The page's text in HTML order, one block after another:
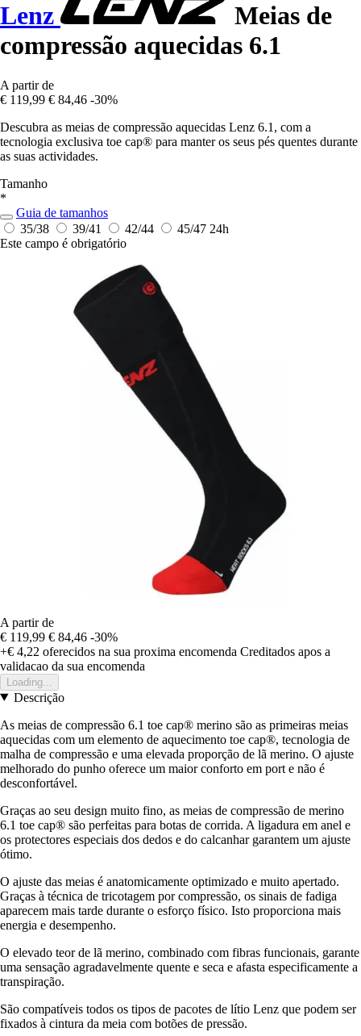
Lenz
Meias de
compressão aquecidas 6.1
A partir de
€ 119,99 € 84,46 -30%
Descubra as meias de compressão aquecidas Lenz 6.1, com a
tecnologia exclusiva toe cap® para manter os seus pés quentes durante
as suas actividades.
Tamanho
*
Guia de tamanhos
35/38
39/41 42/44 45/47 24h
Este campo é obrigatório
A partir de
€ 119,99 € 84,46 -30%
+€ 4,22 oferecidos na sua proxima encomenda Creditados apos a
validacao da sua encomenda
Loading...
Descrição
As meias de compressão 6.1 toe cap® merino são as primeiras meias
aquecidas com um elemento de aquecimento toe cap®, tecnologia de
malha de compressão e uma elevada proporção de lã merino. O ajuste
melhorado do punho oferece um maior conforto em port e não é
desconfortável.
Graças ao seu design muito fino, as meias de compressão de merino
6.1 toe cap® são perfeitas para botas de corrida. A ligadura em anel e
os protectores especiais dos dedos e do calcanhar garantem um ajuste
ótimo.
O ajuste das meias é anatomicamente optimizado e muito apertado.
Graças à técnica de tricotagem por compressão, os sinais de fadiga
aparecem mais tarde durante o esforço físico. Isto proporciona mais
energia e desempenho.
O elevado teor de lã merino, combinado com fibras funcionais, garante
uma sensação agradavelmente quente e seca e afasta especificamente a
transpiração.
São compatíveis todos os tipos de pacotes de lítio Lenz que podem ser
fixados à cintura da meia com botões de pressão.